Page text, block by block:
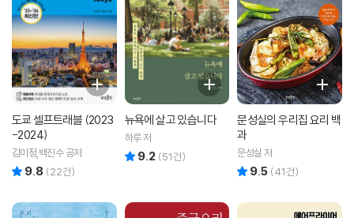
도쿄 셀프트래블 (2023
-2024)
김미정,백진수 공저
9.8 (22건)
뉴욕에 살고 있습니다
하루 저
9.2 (51건)
문성실의 우리집 요리 백
과
문성실 저
9.5 (41건)